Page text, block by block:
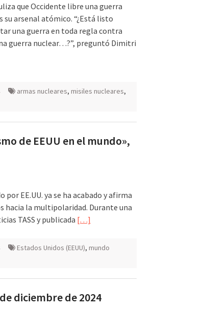
que Occidente libre una guerra
su arsenal atómico. “¿Está listo
una guerra en toda regla contra
guerra nuclear…?”, preguntó Dimitri
armas nucleares, misiles nucleares,
de EEUU en el mundo»,
EE.UU. ya se ha acabado y afirma
hacia la multipolaridad. Durante una
TASS y publicada […]
Estados Unidos (EEUU), mundo
diciembre de 2024